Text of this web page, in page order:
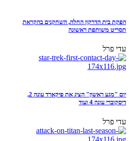
הפקת בית הדרקון החלה, השחקנים בהקראת
תסריט משותפת ראשונה
עדי פרל
יום "מגע ראשון" הציג את פיקארד עונה 2,
דיסקוברי עונה 4 ועוד
עדי פרל